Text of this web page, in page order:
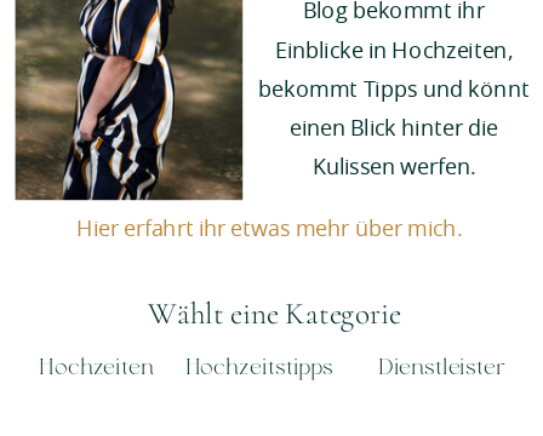
Blog bekommt ihr
Einblicke in Hochzeiten,
bekommt Tipps und könnt
einen Blick hinter die
Kulissen werfen.
Hier erfahrt ihr etwas mehr über mich.
Wählt eine Kategorie
Hochzeiten Hochzeitstipps Dienstleister